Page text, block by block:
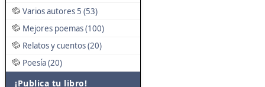
Varios autores 5 (53)
Mejores poemas (100)
Relatos y cuentos (20)
Poesía (20)
¡Publica tu libro!